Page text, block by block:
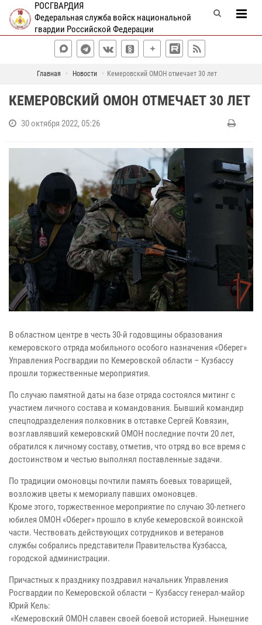
РОСГВАРДИЯ
Федеральная служба войск национальной
гвардии Российской Федерации
Главная Новости Кемеровский ОМОН отмечает 30 лет
КЕМЕРОВСКИЙ ОМОН ОТМЕЧАЕТ 30 ЛЕТ
30 октября 2022, 05:26
В областном центре в честь 30-й годовщины образования
кемеровского отряда мобильного особого назначения «Оберег»
Управления Росгвардии по Кемеровской области – Кузбассу
прошли торжественные мероприятия.
По случаю памятной даты на базе отряда состоялся митинг с
участием личного состава и командования. Бывший командир
спецподразделения полковник в отставке Сергей Ковязин,
возглавлявший кемеровский ОМОН последние почти 20 лет,
обратился к личному составу, отметив, что отряд во все время с
достоинством и честью выполнял поставленные задачи.
По традиции омоновцы почтили память боевых товарищей,
возложив цветы к мемориалу павших омоновцев.
Кроме этого, торжественное мероприятие по случаю 30-летнего
юбилея ОМОН «Оберег» прошло в клубе кемеровской воинской
части. Чествовать действующих сотрудников и ветеранов
службы собрались представители Правительства Кузбасса,
городской администрации.
Причастных к празднику поздравил начальник Управления
Росгвардии по Кемеровской области – Кузбассу генерал-майор
Юрий Кель:
«Кемеровский ОМОН славен своей боевой историей. Нынешние